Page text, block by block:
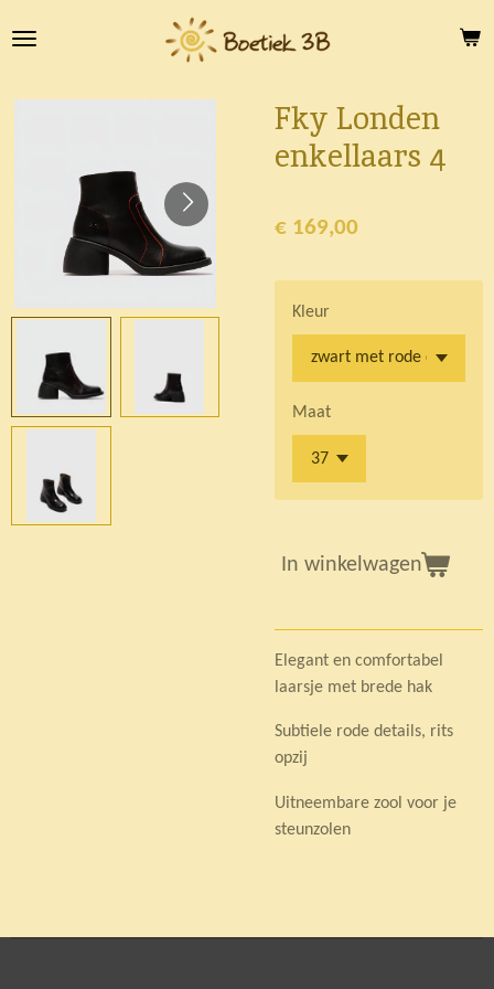
direct
de
Fky Londen
enkellaars 4
€ 169,00
Kleur
Maat
In winkelwagen
Elegant en comfortabel
laarsje met brede hak
Subtiele rode details, rits
opzij
Uitneembare zool voor je
steunzolen